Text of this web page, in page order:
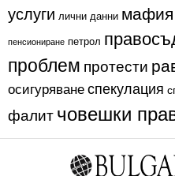
услуги лични данни мафия
пенсиониране петрол
проблем протести
осигуряванеспекулация
фалитчовешки